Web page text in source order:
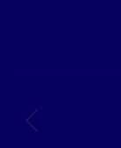
wpisów